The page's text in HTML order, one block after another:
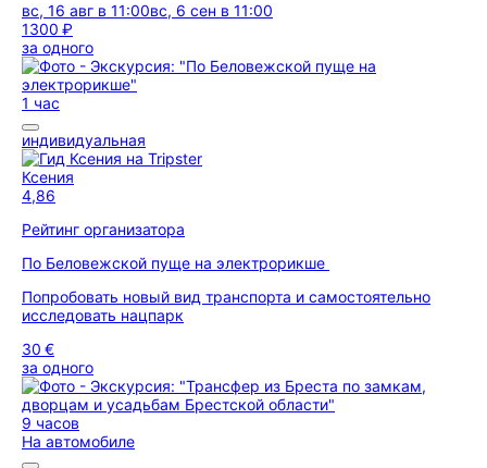
вс, 16 авг в 11:00вс, 6 сен в 11:00
1300 ₽
за одного
1 час
индивидуальная
Ксения
4,86
Рейтинг организатора
По Беловежской пуще на электрорикше
Попробовать новый вид транспорта и самостоятельно
исследовать нацпарк
30 €
за одного
9 часов
На автомобиле